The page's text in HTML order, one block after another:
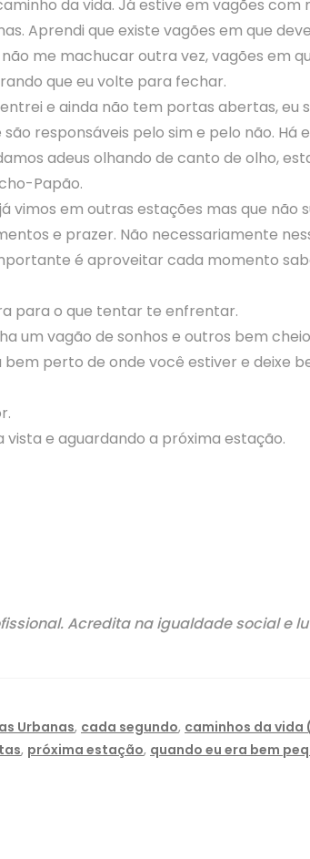
da vida. Já estive em vagões
Aprendi que existe vagões em que
me machucar outra vez, vagões em
que eu volte para fechar.
e ainda não tem portas abertas, eu
responsáveis pelo sim e pelo não.
adeus olhando de canto de olho,
Papão.
vimos em outras estações mas que
e prazer. Não necessariamente
é aproveitar cada momento
para o que tentar te enfrentar.
um vagão de sonhos e outros bem
perto de onde você estiver e deixe
e aguardando a próxima estação.
Acredita na igualdade social e
Urbanas, cada segundo, caminhos da vida
, próxima estação, quando eu era bem